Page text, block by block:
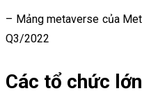
– Mảng metaverse của
Q3/2022
Các tổ chức lớn